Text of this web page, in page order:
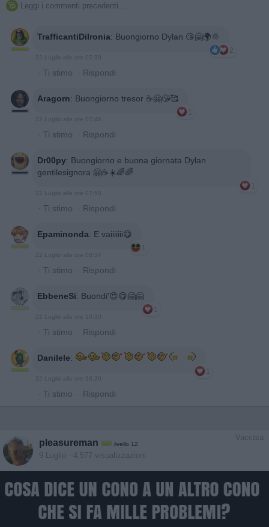
 Leggi i commenti precedenti...
TrafficantiDiIronia: Buongiorno Dylan 😘🤗🌍🌞
2
22 Luglio alle ore 07:39
· Ti stimo · Rispondi
Aragorn: Buongiorno tresor ☕️🤗😘🥰
1
22 Luglio alle ore 07:46
· Ti stimo · Rispondi
Dr00py: Buongiorno e buona giornata Dylan
gentilesignora 🤗☕☀️🌈🌈
1
22 Luglio alle ore 07:50
· Ti stimo · Rispondi
Epaminonda: E vaiiiiiii😋
1
· Ti stimo · Rispondi
EbbeneSi: Buondi'😍😋🤗🤗
1
· Ti stimo · Rispondi
Danilele:
1
· Ti stimo · Rispondi
Vaccata
pleasureman livello 12
9 Luglio - 4.577 visualizzazioni